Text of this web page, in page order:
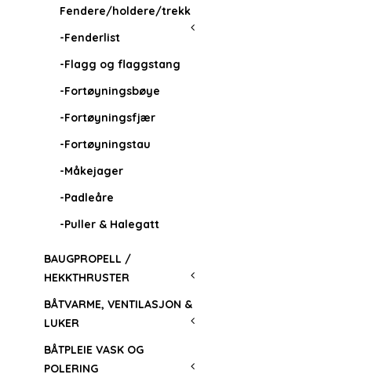
Fendere/holdere/trekk
-Fenderlist
-Flagg og flaggstang
-Fortøyningsbøye
-Fortøyningsfjær
-Fortøyningstau
-Måkejager
-Padleåre
-Puller & Halegatt
BAUGPROPELL /
HEKKTHRUSTER
BÅTVARME, VENTILASJON &
LUKER
BÅTPLEIE VASK OG
POLERING